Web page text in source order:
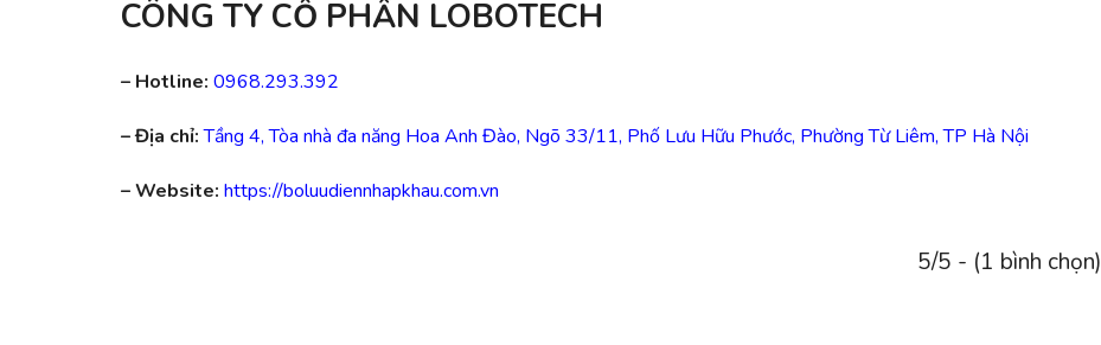
CÔNG TY CỔ PHẦN LOBOTECH
– Hotline: 0968.293.392
– Địa chỉ: Tầng 4, Tòa nhà đa năng Hoa Anh Đào, Ngõ 33/11, Phố Lưu Hữu Phước, Phường Từ Liêm, TP Hà Nội
– Website: https://boluudiennhapkhau.com.vn
5/5 - (1 bình chọn)